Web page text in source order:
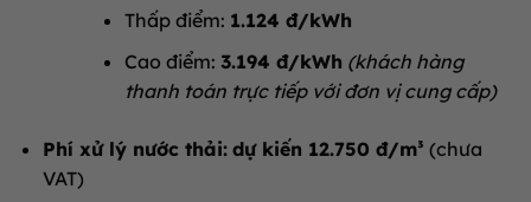
Thấp điểm: 1.124 đ/kWh
Cao điểm: 3.194 đ/kWh (khách hàng
thanh toán trực tiếp với đơn vị cung cấp)
Phí xử lý nước thải: dự kiến 12.750 đ/m³ (chưa
VAT)